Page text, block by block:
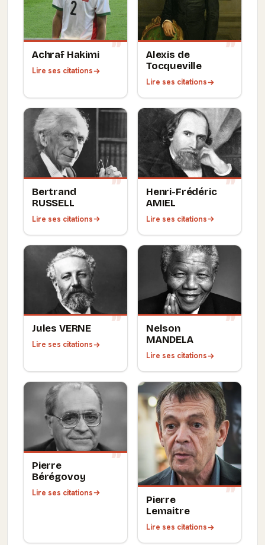
Achraf Hakimi
Lire ses citations
Alexis de
Tocqueville
Lire ses citations
Bertrand
RUSSELL
Lire ses citations
Henri-Frédéric
AMIEL
Lire ses citations
Jules VERNE
Lire ses citations
Nelson
MANDELA
Lire ses citations
Pierre
Bérégovoy
Lire ses citations
Pierre
Lemaitre
Lire ses citations